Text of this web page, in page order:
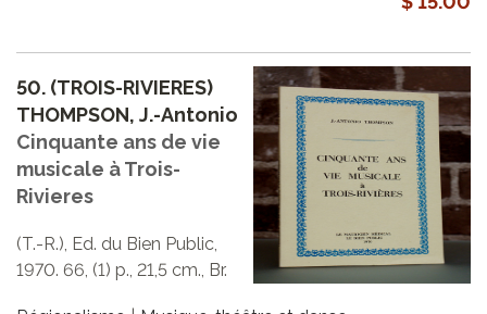
50. (TROIS-RIVIERES)
THOMPSON, J.-Antonio
Cinquante ans de vie
musicale à Trois-
Rivieres
(T.-R.), Ed. du Bien Public,
1970. 66, (1) p., 21,5 cm., Br.